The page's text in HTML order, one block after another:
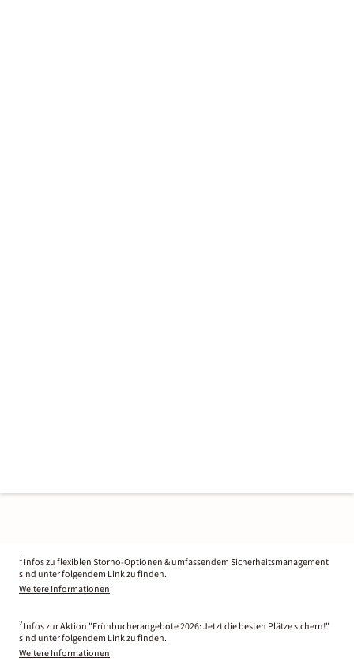
1 Infos zu flexiblen Storno-Optionen & umfassendem Sicherheitsmanagement
sind unter folgendem Link zu finden.
Weitere Informationen
2 Infos zur Aktion "Frühbucherangebote 2026: Jetzt die besten Plätze sichern!"
sind unter folgendem Link zu finden.
Weitere Informationen